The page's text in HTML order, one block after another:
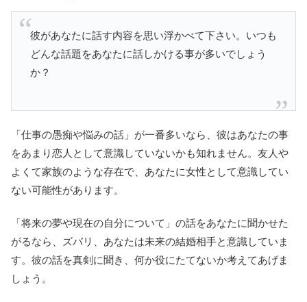
彼があなたに話す内容を思い浮かべて下さい。いつも
どんな話題をあなたに話しかける事が多いでしょう
か？
「仕事の愚痴や悩みの話」が一番多いなら、彼はあなたの事
をあまり恋人として意識していないかも知れません。友人や
よくて家族のような存在で、あなたに女性として意識してい
ない可能性があります。
「将来の夢や現在の自分について」の話をあなたに聞かせた
がるなら、ズバリ、あなたは未来の結婚相手と意識していま
す。彼の話を真剣に聞き、何か役にたてないか考えてあげま
しょう。